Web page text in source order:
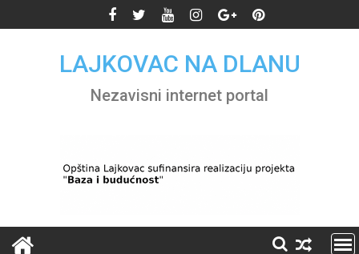
to
LAJKOVAC NA DLANU
Nezavisni internet portal